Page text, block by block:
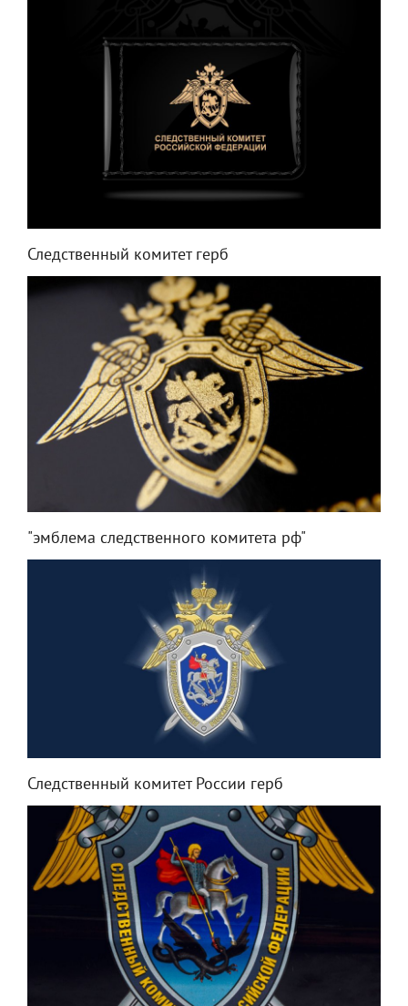
Следственный комитет герб
"эмблема следственного комитета рф"
Следственный комитет России герб